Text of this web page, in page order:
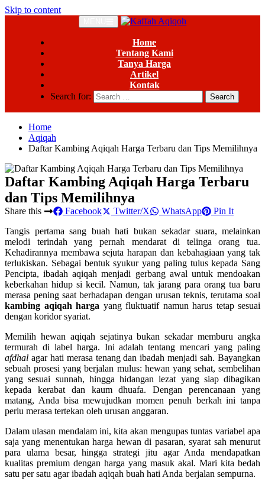
Skip to content
Home
Tentang Kami
Tanya Harga
Artikel
Kontak
Search for:
Home
Aqiqah
Daftar Kambing Aqiqah Harga Terbaru dan Tips Memilihnya
Daftar Kambing Aqiqah Harga Terbaru
dan Tips Memilihnya
Share this Facebook Twitter/X WhatsApp
Pin It
Tangis pertama sang buah hati bukan sekadar suara, melainkan
melodi terindah yang pernah mendarat di telinga orang tua.
Kehadirannya membawa sejuta harapan dan kebahagiaan yang tak
terlukiskan. Sebagai bentuk syukur yang paling tulus kepada Sang
Pencipta, ibadah aqiqah menjadi gerbang awal untuk mendoakan
keberkahan hidup si kecil. Namun, tak jarang para orang tua baru
merasa pening saat berhadapan dengan urusan teknis, terutama soal
kambing aqiqah harga yang fluktuatif namun harus tetap sesuai
dengan koridor syariat.
Memilih hewan aqiqah sejatinya bukan sekadar memburu angka
termurah di label harga. Ini adalah tentang mencari yang paling
afdhal agar hati merasa tenang dan ibadah menjadi sah. Bayangkan
sebuah prosesi yang berjalan mulus: hewan yang sehat, sembelihan
yang sesuai sunnah, hingga hidangan lezat yang siap dibagikan
kepada kerabat dan kaum dhuafa. Dengan perencanaan yang
matang, Anda bisa mewujudkan momen penuh berkah ini tanpa
perlu merasa tertekan oleh urusan anggaran.
Dalam ulasan mendalam ini, kita akan mengupas tuntas variabel apa
saja yang menentukan harga hewan di pasaran, syarat sah menurut
para ulama besar, hingga strategi jitu agar Anda mendapatkan
kualitas premium dengan harga yang masuk akal. Mari kita bedah
satu per satu agar ibadah aqiqah buah hati Anda berjalan sempurna.